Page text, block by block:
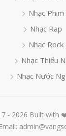
Nhạc Phim
Nhạc Rap
Nhạc Rock
Nhạc Thiếu
Nhạc Nước
- 2026 Built with
Email: